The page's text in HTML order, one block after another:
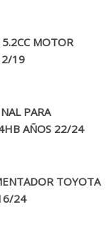
MOTOR
19
PARA
AÑOS 22/24
TOYOTA
24